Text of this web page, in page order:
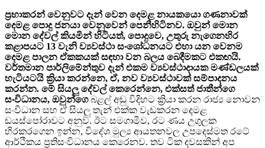
ප්‍රභාකරන් වෙනුවට දැන් වෙන දෙමළ නායකයො ගණනාවක්
දෙමළ පොදු ජනයා වෙනුවෙන් පෙනීහිටිනව. ඔවුන් මොන
මොන දේවල් කියමින් හිටියත්, පොදුවෙ, උතුරු නැගෙනහිර
කළාපයට 13 වැනි ව්‍යවස්ථා සංශෝධනයට එහා යන වෙනම
දෙමළ පාලන ඒකකයක් සඳහා වන බලය බෙදීමකට එකඟයි.
වර්තමාන පාර්ලිමේන්තුව දැන් එකම ව්‍යවස්ථාදායක මණ්ඩලයක්
හැටියටයි ක්‍රියා කරන්නෙ, ඒ, නව ව්‍යවස්ථාවක් සම්පාදනය
කරන්න. මේ සියලු දේවල් කෙරෙන්නෙ, එක්සත් ජාතීන්ගෙ
සංවිධානය, ඔවුන්ගෙබළල් අඬු විදිහට ක්‍රියා කරන රාජ්‍ය නොවන
සංවිධාන සහ ඒ සියලු තැන් එක්ක වැඩකරන දෙමළ
ඩයස්පෝරාවට අනුව. ඊට සමගාමීව, රට ණය උගුලක
හිරකරගෙන ඉන්න, විදේශ මුල්‍ය ආයතනවල උපදෙස්මත රටේ
ආර්ථිකය ප්‍රතිසංවිධානය කෙරෙනව. තව ටික දවසකින් අප